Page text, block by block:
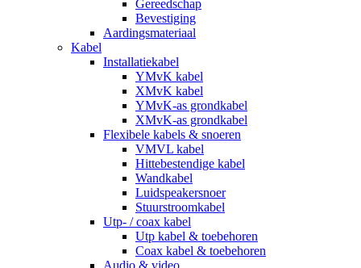
Gereedschap
Bevestiging
Aardingsmateriaal
Kabel
Installatiekabel
YMvK kabel
XMvK kabel
YMvK-as grondkabel
XMvK-as grondkabel
Flexibele kabels & snoeren
VMVL kabel
Hittebestendige kabel
Wandkabel
Luidspeakersnoer
Stuurstroomkabel
Utp- / coax kabel
Utp kabel & toebehoren
Coax kabel & toebehoren
Audio & video